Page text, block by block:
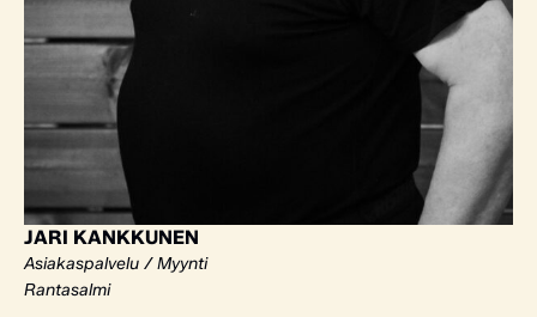
JARI KANKKUNEN
Asiakaspalvelu / Myynti
Rantasalmi